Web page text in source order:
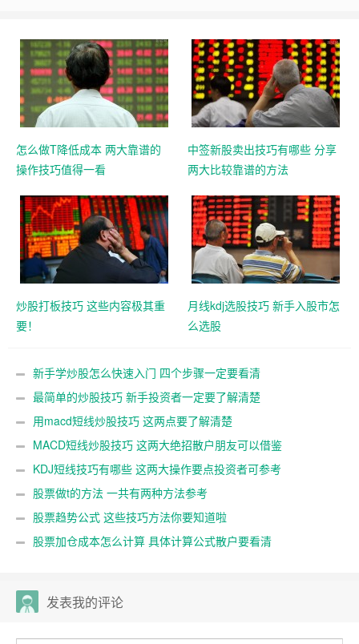
怎么做T降低成本 两大靠谱的
操作技巧值得一看
中签新股卖出技巧有哪些 分享
两大比较靠谱的方法
炒股打板技巧 这些内容极其重
要！
月线kdj选股技巧 新手入股市怎
么选股
新手学炒股怎么快速入门 四个步骤一定要看清
最简单的炒股技巧 新手投资者一定要了解清楚
用macd短线炒股技巧 这两点要了解清楚
MACD短线炒股技巧 这两大绝招散户朋友可以借鉴
KDJ短线技巧有哪些 这两大操作要点投资者可参考
股票做t的方法 一共有两种方法参考
股票趋势公式 这些技巧方法你要知道啦
股票加仓成本怎么计算 具体计算公式散户要看清
发表我的评论